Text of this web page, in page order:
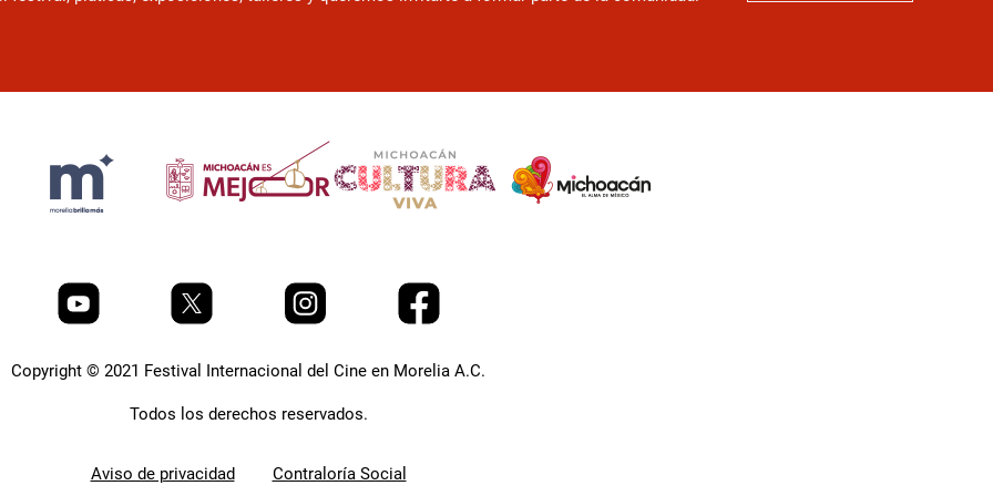
Copyright © 2021 Festival Internacional del Cine en Morelia A.C.
Todos los derechos reservados.
Aviso de privacidad Contraloría Social